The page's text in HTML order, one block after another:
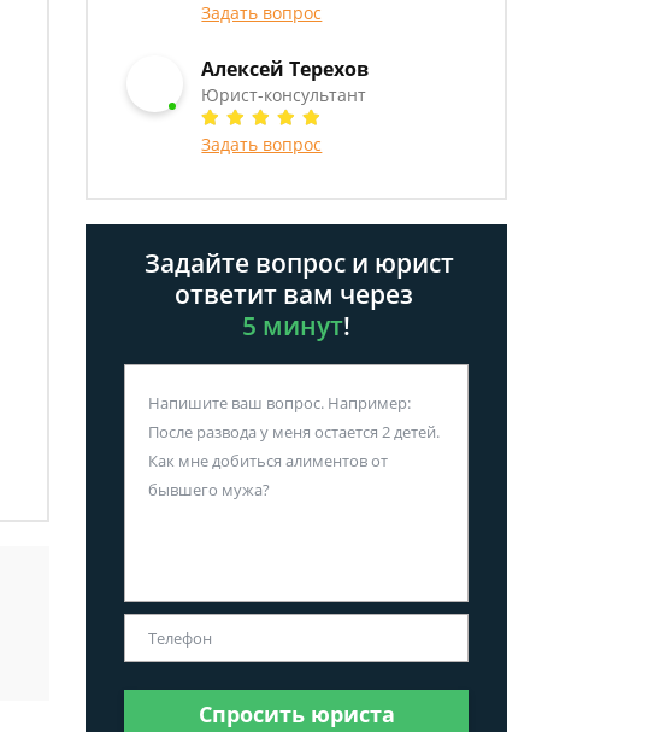
Задать вопрос
Алексей Терехов
Юрист-консультант
Задать вопрос
Задайте вопрос и юрист
ответит вам через
5 минут!
Спросить юриста